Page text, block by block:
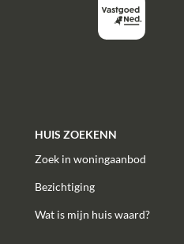
HUIS ZOEKENN
Zoek in woningaanbod
Bezichtiging
Wat is mijn huis waard?